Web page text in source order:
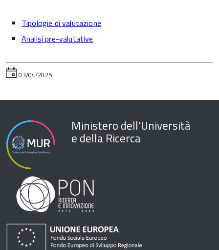
Tipologie di valutazione
Analisi pre-valutative
03/04/2025
Ministero dell'Università
e della Ricerca